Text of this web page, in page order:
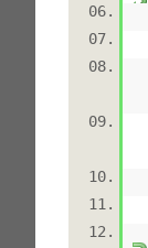
06.
07.
08.
09.
10.
11.
12.